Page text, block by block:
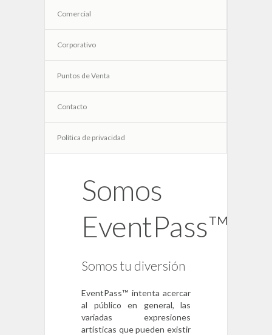
Comercial
Corporativo
Puntos de Venta
Contacto
Política de privacidad
Somos
EventPass™
Somos tu diversión
EventPass™ intenta acercar
al público en general, las
variadas expresiones
artísticas que pueden existir